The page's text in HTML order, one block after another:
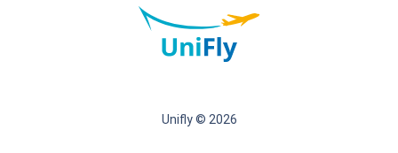
Unifly © 2026